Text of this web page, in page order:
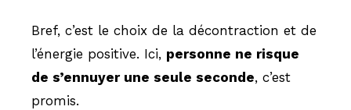
Bref, c’est le choix de la décontraction et de
l’énergie positive. Ici, personne ne risque
de s’ennuyer une seule seconde, c’est
promis.